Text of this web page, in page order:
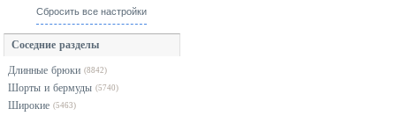
черный
Сбросить все настройки
Соседние разделы
Длинные брюки (8842)
Шорты и бермуды (5740)
Широкие (5463)